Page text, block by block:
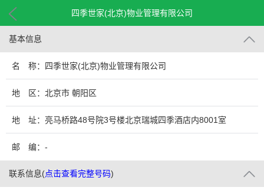
四季世家(北京)物业管理有限公司
基本信息
名 称：四季世家(北京)物业管理有限公司
地 区：北京市 朝阳区
地 址：亮马桥路48号院3号楼北京瑞城四季酒店内8001室
邮 编：-
联系信息(点击查看完整号码)